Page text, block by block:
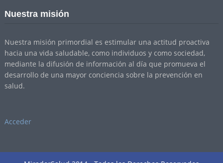
Nuestra misión
Nuestra misión primordial es estimular una actitud proactiva
hacia una vida saludable, como individuos y como sociedad,
mediante la difusión de información al día que promueva el
desarrollo de una mayor conciencia sobre la prevención en
salud.
Acceder